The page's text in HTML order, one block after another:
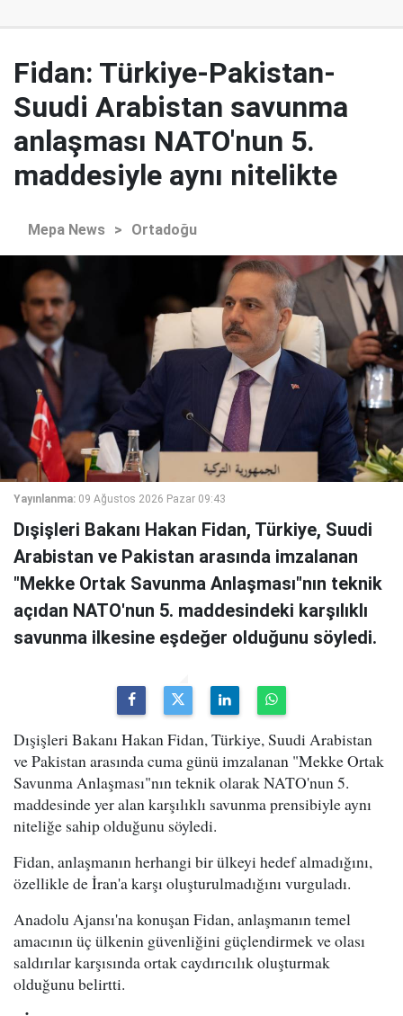
Fidan: Türkiye-Pakistan-
Suudi Arabistan savunma
anlaşması NATO'nun 5.
maddesiyle aynı nitelikte
Mepa News > Ortadoğu
Yayınlanma: 09 Ağustos 2026 Pazar 09:43
Dışişleri Bakanı Hakan Fidan, Türkiye, Suudi
Arabistan ve Pakistan arasında imzalanan
"Mekke Ortak Savunma Anlaşması"nın teknik
açıdan NATO'nun 5. maddesindeki karşılıklı
savunma ilkesine eşdeğer olduğunu söyledi.
Dışişleri Bakanı Hakan Fidan, Türkiye, Suudi Arabistan
ve Pakistan arasında cuma günü imzalanan "Mekke Ortak
Savunma Anlaşması"nın teknik olarak NATO'nun 5.
maddesinde yer alan karşılıklı savunma prensibiyle aynı
niteliğe sahip olduğunu söyledi.
Fidan, anlaşmanın herhangi bir ülkeyi hedef almadığını,
özellikle de İran'a karşı oluşturulmadığını vurguladı.
Anadolu Ajansı'na konuşan Fidan, anlaşmanın temel
amacının üç ülkenin güvenliğini güçlendirmek ve olası
saldırılar karşısında ortak caydırıcılık oluşturmak
olduğunu belirtti.